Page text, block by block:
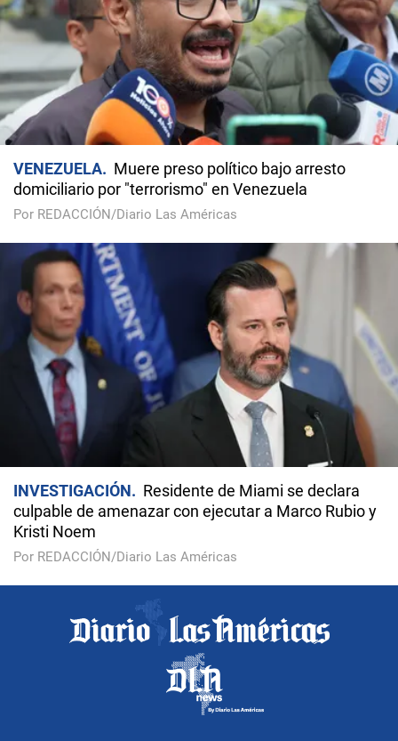
VENEZUELA
Muere preso político bajo arresto
domiciliario por "terrorismo" en Venezuela
Por REDACCIÓN/Diario Las Américas
INVESTIGACIÓN
Residente de Miami se declara
culpable de amenazar con ejecutar a Marco Rubio y
Kristi Noem
Por REDACCIÓN/Diario Las Américas